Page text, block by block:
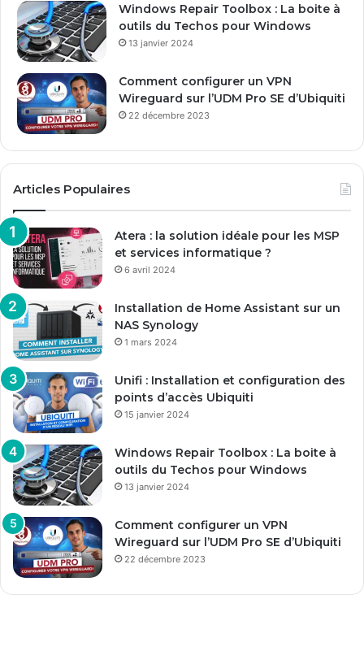
Windows Repair Toolbox : La boite à
outils du Techos pour Windows
13 janvier 2024
Comment configurer un VPN
Wireguard sur l’UDM Pro SE d’Ubiquiti
22 décembre 2023
Articles Populaires
Atera : la solution idéale pour les MSP
et services informatique ?
6 avril 2024
Installation de Home Assistant sur un
NAS Synology
1 mars 2024
Unifi : Installation et configuration des
points d’accès Ubiquiti
15 janvier 2024
Windows Repair Toolbox : La boite à
outils du Techos pour Windows
13 janvier 2024
Comment configurer un VPN
Wireguard sur l’UDM Pro SE d’Ubiquiti
22 décembre 2023